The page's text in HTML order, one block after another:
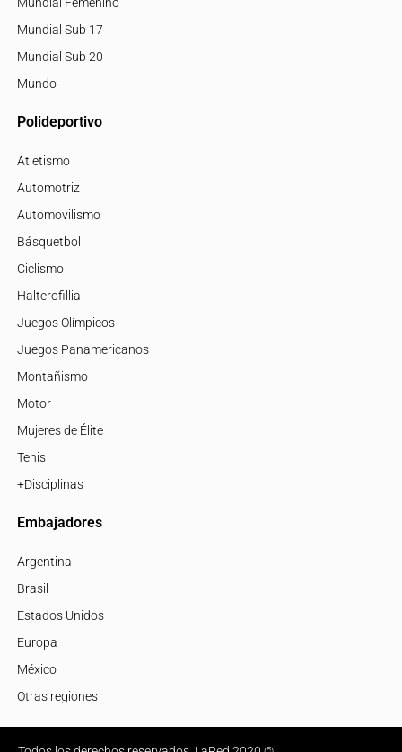
Mundial Sub 17
Mundial Sub 20
Mundo
Polideportivo
Atletismo
Automotriz
Automovilismo
Básquetbol
Ciclismo
Halterofillia
Juegos Olímpicos
Juegos Panamericanos
Montañismo
Motor
Mujeres de Élite
Tenis
+Disciplinas
Embajadores
Argentina
Brasil
Estados Unidos
Europa
México
Otras regiones